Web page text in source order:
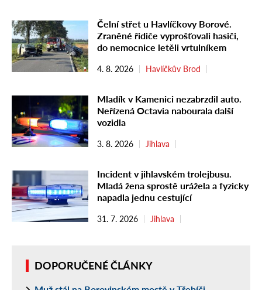
Čelní střet u Havlíčkovy Borové.
Zraněné řidiče vyprošťovali hasiči,
do nemocnice letěli vrtulníkem
4. 8. 2026 Havlíčkův Brod
Mladík v Kamenici nezabrzdil auto.
Neřízená Octavia nabourala další
vozidla
3. 8. 2026 Jihlava
Incident v jihlavském trolejbusu.
Mladá žena sprostě urážela a fyzicky
napadla jednu cestující
31. 7. 2026 Jihlava
DOPORUČENÉ ČLÁNKY